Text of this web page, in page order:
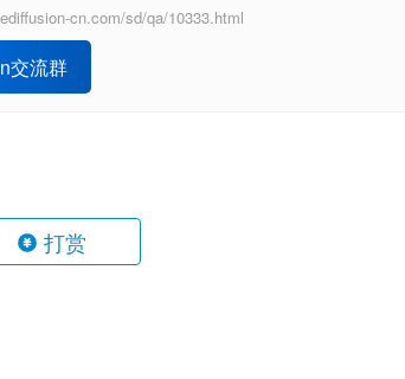
cn.com/sd/qa/10333.html
交流群
打赏